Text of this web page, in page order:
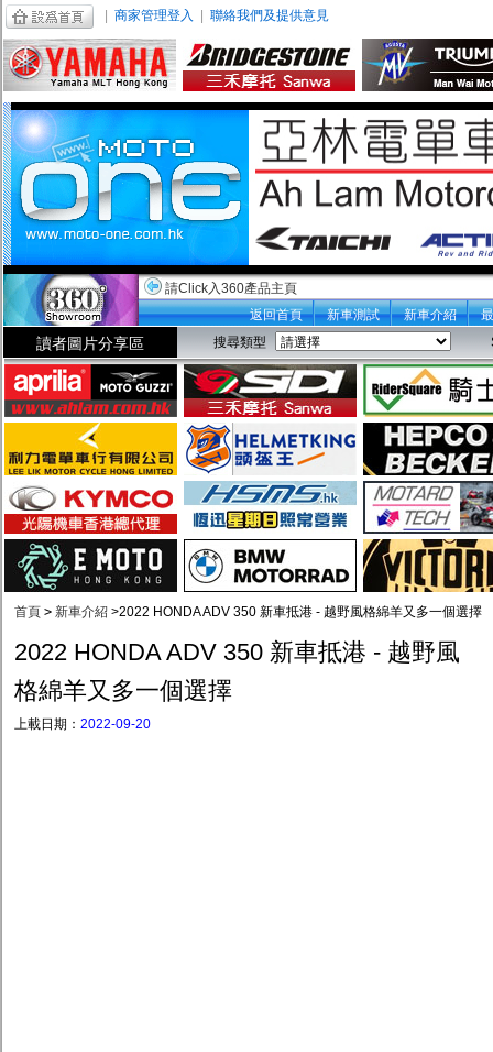
商家管理登入 聯絡我們及提供意見
請Click入360產品主頁
返回首頁
新車測試 新車介紹
讀者圖片分享區 搜尋類型
首頁 > 新車介紹 >2022 HONDA ADV 350 新車抵港 - 越野風格綿羊又多一個選擇
2022 HONDA ADV 350 新車抵港 - 越野風
格綿羊又多一個選擇
上載日期： 2022-09-20